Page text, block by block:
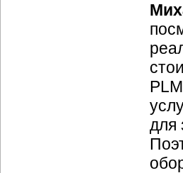
для